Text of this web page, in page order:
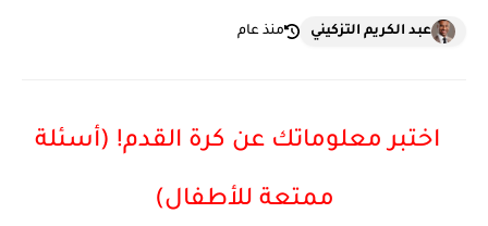
عبد الكريم التزكيني منذ عام
اختبر معلوماتك عن كرة القدم! (أسئلة
ممتعة للأطفال)